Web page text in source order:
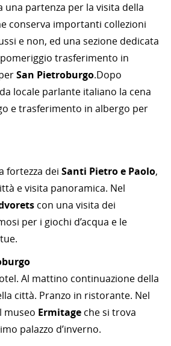
partenza per la visita della
conserva importanti collezioni
e non, ed una sezione dedicata
trasferimento in
San Pietroburgo.Dopo
locale parlante italiano la cena
e trasferimento in albergo per
fortezza dei Santi Pietro e Paolo,
e visita panoramica. Nel
con una visita dei
per i giochi d’acqua e le
Al mattino continuazione della
città. Pranzo in ristorante. Nel
museo Ermitage che si trova
palazzo d’inverno.